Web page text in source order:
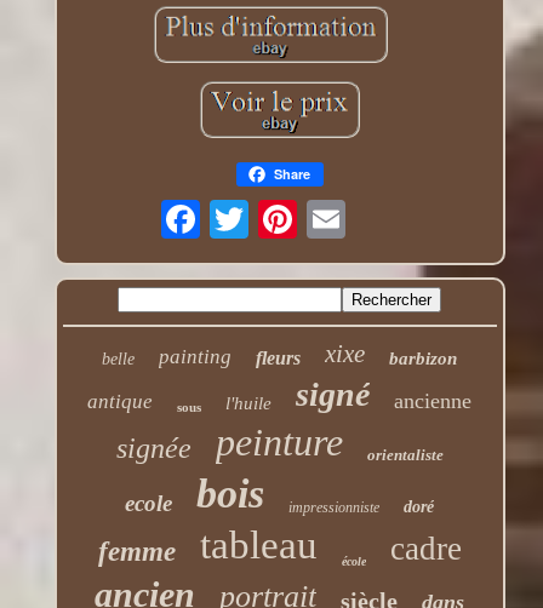
Share
belle painting fleurs xixe barbizon
antique sous l'huile signé ancienne
signée peinture orientaliste
ecole bois impressionniste doré
femme tableau école cadre
ancien portrait siècle dans